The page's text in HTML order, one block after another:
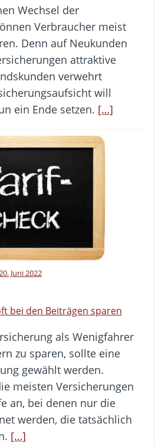
Wechsel der
Verbraucher meist
Denn auf Neukunden
attraktive
verwehrt
will
ein Ende setzen. […]
Juni 2022
bei den Beiträgen sparen
als Wenigfahrer
zu sparen, sollte eine
gewählt werden.
meisten Versicherungen
an, bei denen nur die
werden, die tatsächlich
[…]